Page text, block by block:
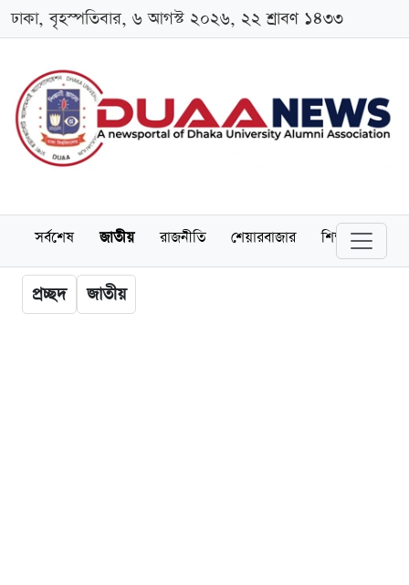
ঢাকা, বৃহস্পতিবার, ৬ আগস্ট ২০২৬, ২২ শ্রাবণ ১৪৩৩
সর্বশেষ জাতীয় রাজনীতি শেয়ারবাজার শিক্ষা
প্রচ্ছদ জাতীয়